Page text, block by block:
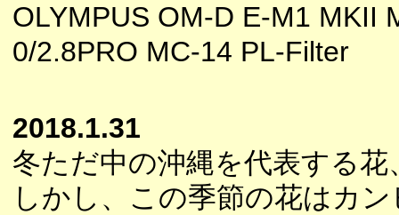
OLYMPUS OM-D E-M1 MKII
0/2.8PRO MC-14 PL-Filter
2018.1.31
冬ただ中の沖縄を代表する
しかし、この季節の花はカ